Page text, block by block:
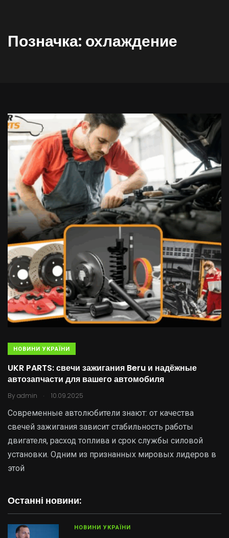
Позначка: охлаждение
НОВИНИ УКРАЇНИ
UKR PARTS: свечи зажигания Beru и надёжные
автозапчасти для вашего автомобиля
By admin . 10.09.2025
Современные автолюбители знают: от качества
свечей зажигания зависит стабильность работы
двигателя, расход топлива и срок службы силовой
установки. Одним из признанных мировых лидеров в
этой
Останні новини:
НОВИНИ УКРАЇНИ